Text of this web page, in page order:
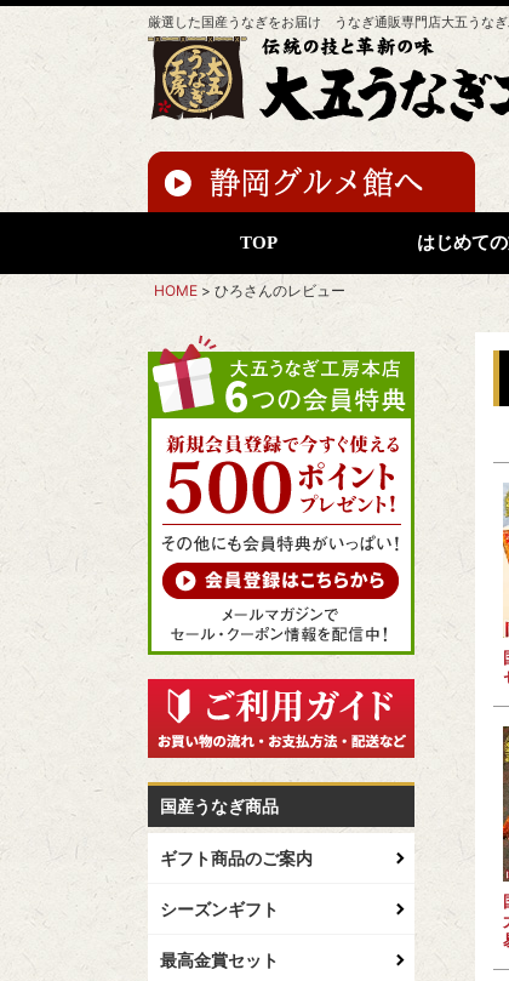
厳選した国産うなぎをお届け うなぎ通販専門店大五うな
TOP はじめて
HOME ひろさんのレビュー
国産うなぎ商品
ギフト商品のご案内
シーズンギフト
最高金賞セット